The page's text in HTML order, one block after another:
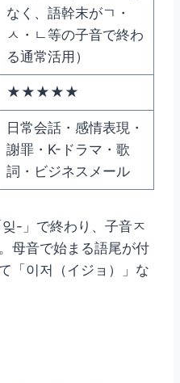
なく、語幹末がㄱ・
ㅅ・ㄴ等の子音で終わ
る通常活用）
★★★★★
日常会話・感情表現・
謝罪・K-ドラマ・歌
詞・ビジネスメール
-」で終わり、子音ㅈ
母音で始まる語尾が付
「이저（イジョ）」な